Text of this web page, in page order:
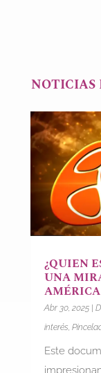
NOTICIAS
¿QUIEN
UNA
AMÉRICA
Abr 30, 2025|
interés
Este